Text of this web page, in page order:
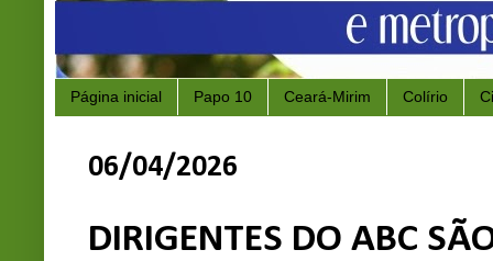
Página inicial Papo 10 Ceará-Mirim Colírio
06/04/2026
DIRIGENTES DO ABC